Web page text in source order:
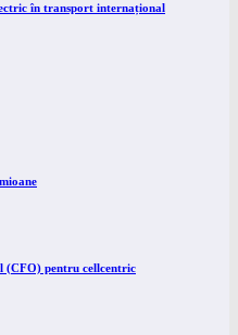
în transport internațional
(CFO) pentru cellcentric